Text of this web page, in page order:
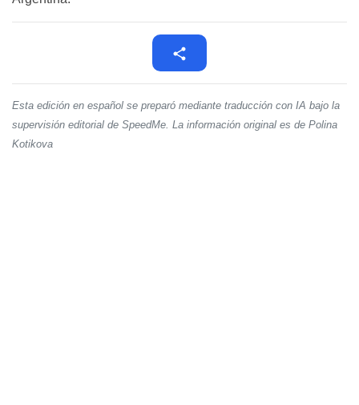
Esta edición en español se preparó mediante traducción con IA bajo la
supervisión editorial de SpeedMe. La información original es de Polina
Kotikova